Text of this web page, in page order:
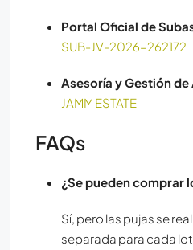
Portal Oficial de
SUB-JV-2026-262172
Asesoría y Gestión
JAMM ESTATE
FAQs
¿Se pueden comprar
Sí, pero las pujas se
separada para cada